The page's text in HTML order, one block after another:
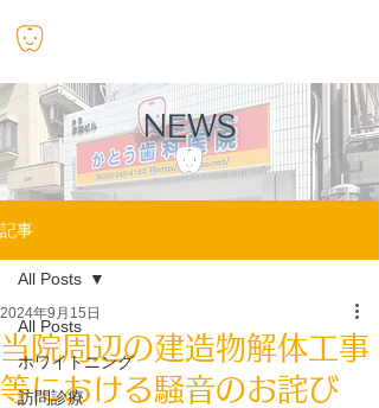
NEWS
記事
All Posts
ホワイトニング
訪問診療
All Posts
当院周辺の建造物解体工事
等における騒音のお詫び
2024年9月15日